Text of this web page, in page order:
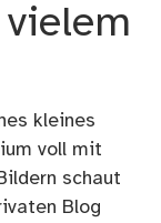
kleines
voll mit
schaut
Blog